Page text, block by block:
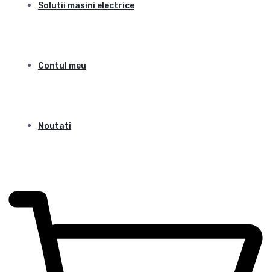
Solutii masini electrice
Contul meu
Noutati